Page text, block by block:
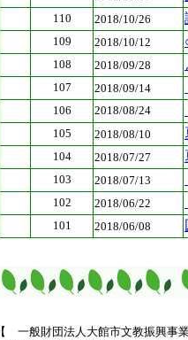
110 2018/10/26
109 2018/10/12
108 2018/09/28
107 2018/09/14
106 2018/08/24
105 2018/08/10
104 2018/07/27
103 2018/07/13
102 2018/06/22
101 2018/06/08
【 一般財団法人大館市文教振興事